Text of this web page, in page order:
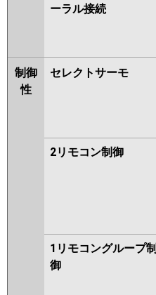
ーラル接続
制御
性
セレクトサーモ
2リモコン制御
1リモコングループ制
御